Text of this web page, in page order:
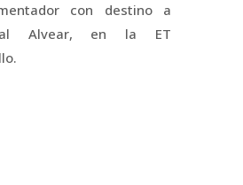
con destino a
Alvear, en la ET